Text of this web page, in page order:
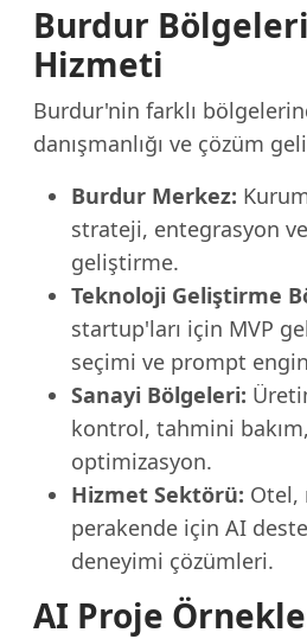
Burdur
Hizmeti
Burdur'nin farklı
danışmanlığı ve çözüm
Burdur Merkez:
strateji, entegrasyon
geliştirme.
Teknoloji Geliştirme
startup'ları için MVP
seçimi ve prompt
Sanayi Bölgeleri:
kontrol, tahmini
optimizasyon.
Hizmet Sektörü: Otel,
perakende için AI
deneyimi çözümleri.
AI Proje